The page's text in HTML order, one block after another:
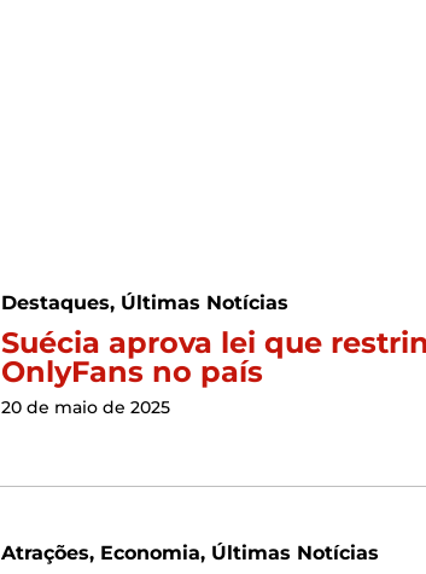
Destaques, Últimas Notícias
Suécia aprova lei que
OnlyFans no país
20 de maio de 2025
Atrações, Economia, Últimas Notícias